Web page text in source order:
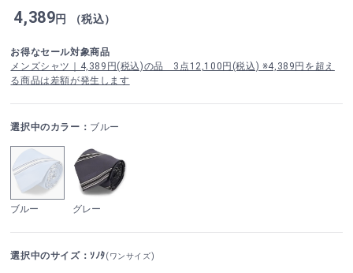
4,389円 （税込）
お得なセール対象商品
メンズシャツ｜4,389円(税込)の品 3点12,100円(税込) ※4,389円を超え
る商品は差額が発生します
選択中のカラー： ブルー
ブルー グレー
選択中のサイズ：ｿﾉﾀ(ワンサイズ)